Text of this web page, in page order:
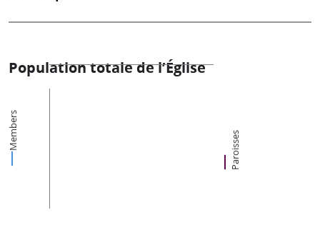
Population totale de l’Église
Members Paroisses